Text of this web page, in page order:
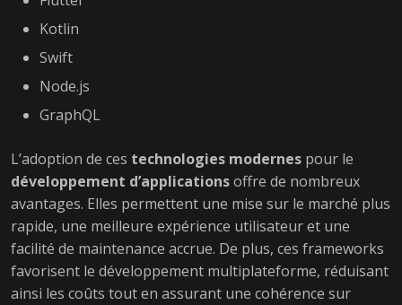
Kotlin
Swift
Node.js
GraphQL
L’adoption de ces technologies modernes pour le
développement d’applicationsoffre de nombreux
avantages. Elles permettent une mise sur le marché plus
rapide, une meilleure expérience utilisateur et une
facilité de maintenance accrue. De plus, ces frameworks
favorisent le développement multiplateforme, réduisant
ainsi les coûts tout en assurant une cohérence sur